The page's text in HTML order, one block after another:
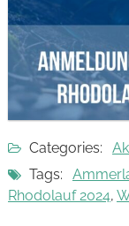
Categories:
Tags:
Rhodolauf 2024,